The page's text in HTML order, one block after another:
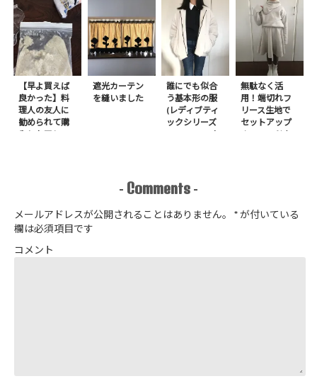
【早よ買えば
良かった】料
理人の友人に
勧められて購
入したアレ
遮光カーテン
を縫いました
誰にでも似合
う基本形の服
(レディブティ
ックシリーズ
no.8272) か
アップジャケ
ットを作りま
無駄なく活
用！端切れフ
リース生地で
セットアップ
＋スヌードを1
- Comments -
メールアドレスが公開されることはありません。 *が付いている
欄は必須項目です
コメント